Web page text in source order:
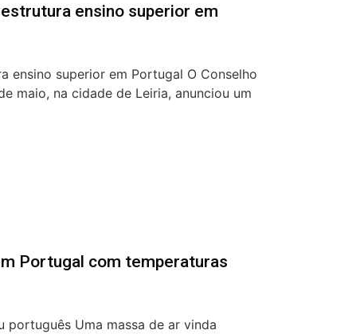
ensino superior em
ensino superior em Portugal O Conselho
maio, na cidade de Leiria, anunciou um
Portugal com temperaturas
Uma massa de ar vinda